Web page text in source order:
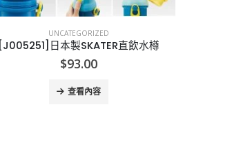
UNCATEGORIZED
[E005253]COACH EPD 香水-90ML
$275.00
查看內容